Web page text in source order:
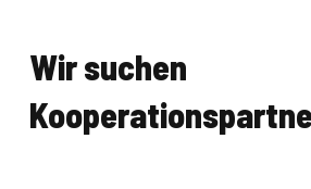
Wir suchen